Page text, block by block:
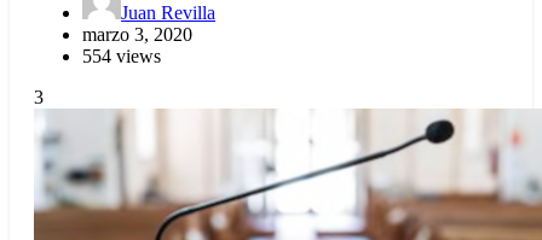
Juan Revilla
marzo 3, 2020
554 views
3